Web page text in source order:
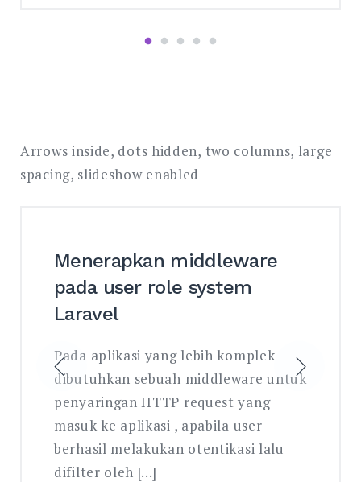
Arrows inside, dots hidden, two columns, large
spacing, slideshow enabled
Menerapkan middleware
pada user role system
Laravel
Pada aplikasi yang lebih komplek
dibutuhkan sebuah middleware untuk
penyaringan HTTP request yang
masuk ke aplikasi , apabila user
berhasil melakukan otentikasi lalu
difilter oleh […]